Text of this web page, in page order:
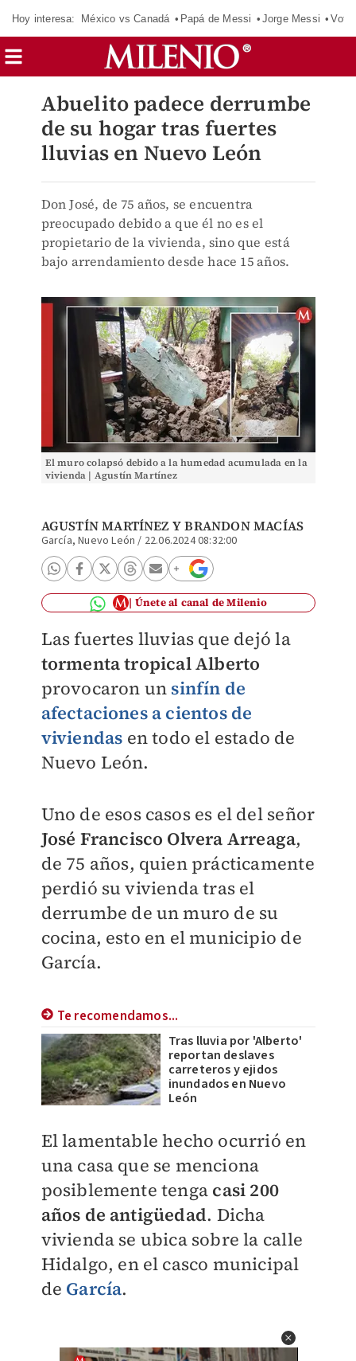
Hoy interesa: México vs Canadá Papá de Messi Jorge Messi
Abuelito padece derrumbe
de su hogar tras fuertes
lluvias en Nuevo León
Don José, de 75 años, se encuentra
preocupado debido a que él no es el
propietario de la vivienda, sino que está
bajo arrendamiento desde hace 15 años.
El muro colapsó debido a la humedad acumulada en la
vivienda | Agustín Martínez
AGUSTÍN MARTÍNEZ YBRANDON MACÍAS
García, Nuevo León / 22.06.2024 08:32:00
Únete al canal de Milenio
Las fuertes lluvias que dejó la
tormenta tropical Alberto
provocaron un sinfín de
afectaciones a cientos de
viviendas en todo el estado de
Nuevo León.
Uno de esos casos es el del señor
José Francisco Olvera Arreaga,
de 75 años, quien prácticamente
perdió su vivienda tras el
derrumbe de un muro de su
cocina, esto en el municipio de
García.
Te recomendamos...
Tras lluvia por 'Alberto'
reportan deslaves
carreteros y ejidos
inundados en Nuevo
León
El lamentable hecho ocurrió en
una casa que se menciona
posiblemente tenga casi 200
años de antigüedad. Dicha
vivienda se ubica sobre la calle
Hidalgo, en el casco municipal
de García.